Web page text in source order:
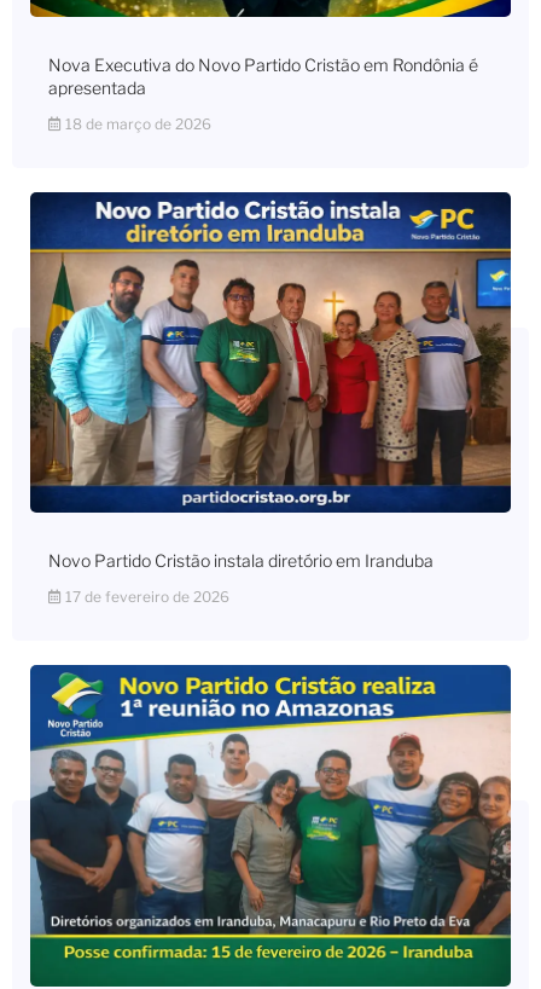
Nova Executiva do Novo Partido Cristão em Rondônia é
apresentada
18 de março de 2026
Novo Partido Cristão instala diretório em Iranduba
17 de fevereiro de 2026